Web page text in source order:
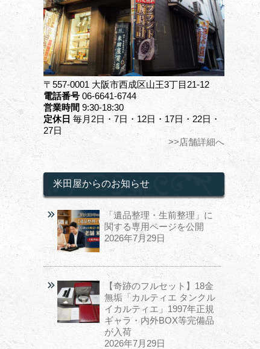
〒557-0001 大阪市西成区山王3丁目21-12
電話番号 06-6641-6744
営業時間 9:30-18:30
定休日 毎月2日・7日・12日・17日・22日・
27日
>>店舗詳細へ
米田屋からのお知らせ
「遺品整理・生前整理」に
関する専用ページを公開
2026年7月29日
【奇跡のフルセット】18金
無垢「カルティエ タンクル
イカルティエ」1997年正規
ギャラ・内外BOX等完備品
が入荷
2026年7月29日